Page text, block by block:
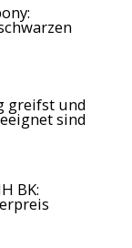
greifst und
sind
BK: